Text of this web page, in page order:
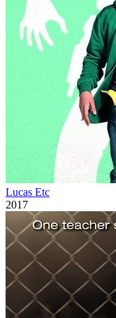
Lucas Etc
2017